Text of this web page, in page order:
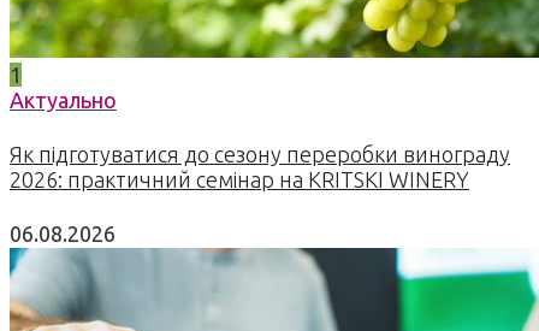
1
Актуально
Як підготуватися до сезону переробки винограду
2026: практичний семінар на KRITSKI WINERY
06.08.2026